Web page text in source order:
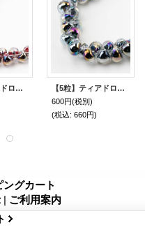
【5粒】ティアドロップビーズ ラスター 【Dark Rainbow】
【5粒】ティアドロップビーズ ラスター 【Space Rock】
600円(税別)
(税込: 660円)
ングカート
| ご利用案内